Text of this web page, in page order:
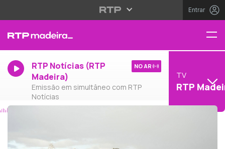
Entrar
RTP Notícias (RTP
Madeira)
Emissão em simultâneo com RTP
Notícias
NO AR
TV
RTP